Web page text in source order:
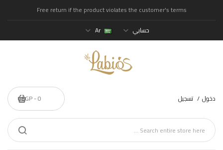
Free return if the product violates the customer's terms
حسابي
Ar
دخول تسجيل 0 - 0EGP